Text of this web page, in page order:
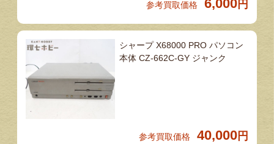
参考買取価格 6,000 円
シャープ X68000 PRO パソコン
本体 CZ-662C-GY ジャンク
参考買取価格 40,000 円